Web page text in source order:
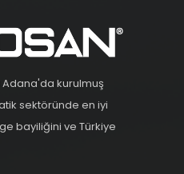
Adana'da kurulmuş
sektöründe en iyi
bayiliğini ve Türkiye